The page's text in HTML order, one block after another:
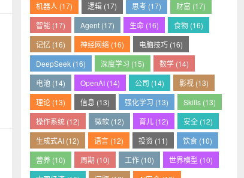
机器人 (17)
逻辑 (17) 思考 (17)
财富 (17)
智能 (17)
Agent (17) 生命 (16)
食物 (16)
记忆 (16)
神经网络 (16)
电脑技巧 (16)
DeepSeek (16)
深度学习 (15)
数学 (14)
电池 (14)
OpenAI (14) 公司 (14)
影视 (13)
理论 (13)
信息 (13) 强化学习 (13)
Skills (13)
操作系统 (12)
微软 (12) 育儿 (12)
安全 (12)
生成式AI (12)
语言 (12) 投资 (11)
饮食 (10)
营养 (10)
周期 (10) 工作 (10)
世界模型 (10)